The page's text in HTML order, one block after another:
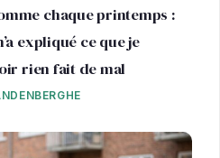
chaque printemps :
expliqué ce que je
rien fait de mal